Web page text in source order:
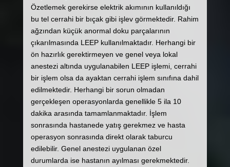
Özetlemek gerekirse elektrik akımının kullanıldığı
bu tel cerrahi bir bıçak gibi işlev görmektedir. Rahim
ağzından küçük anormal doku parçalarının
çıkarılmasında LEEP kullanılmaktadır. Herhangi bir
ön hazırlık gerektirmeyen ve genel veya lokal
anestezi altında uygulanabilen LEEP işlemi, cerrahi
bir işlem olsa da ayaktan cerrahi işlem sınıfına dahil
edilmektedir. Herhangi bir sorun olmadan
gerçekleşen operasyonlarda genellikle 5 ila 10
dakika arasında tamamlanmaktadır. İşlem
sonrasında hastanede yatış gerekmez ve hasta
operasyon sonrasında direkt olarak taburcu
edilebilir. Genel anestezi uygulanan özel
durumlarda ise hastanın ayılması gerekmektedir.